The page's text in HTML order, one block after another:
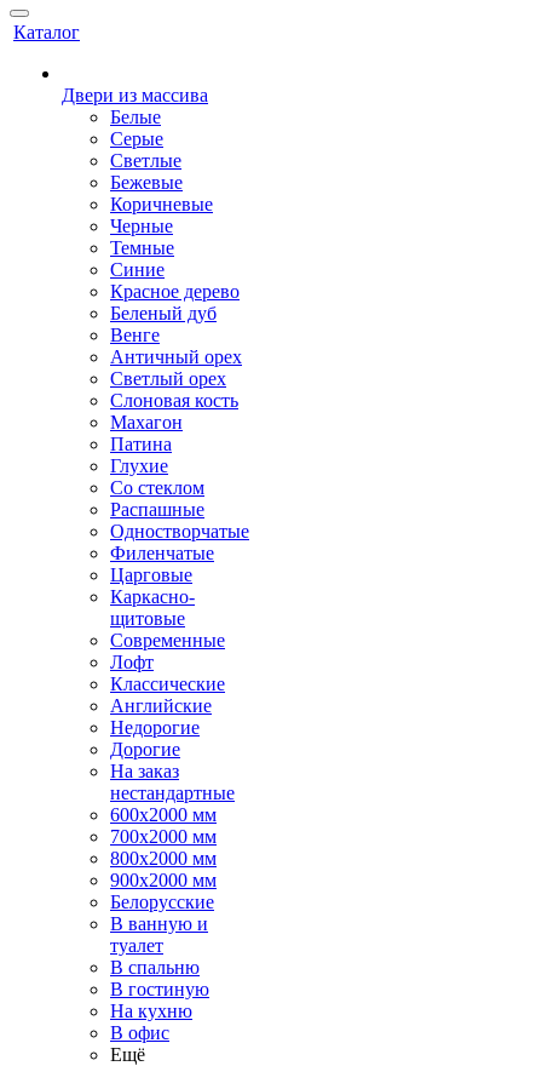
Каталог
Двери из массива
Белые
Серые
Светлые
Бежевые
Коричневые
Черные
Темные
Синие
Красное дерево
Беленый дуб
Венге
Античный орех
Светлый орех
Слоновая кость
Махагон
Патина
Глухие
Со стеклом
Распашные
Одностворчатые
Филенчатые
Царговые
Каркасно-
щитовые
Современные
Лофт
Классические
Английские
Недорогие
Дорогие
На заказ
нестандартные
600х2000 мм
700х2000 мм
800х2000 мм
900х2000 мм
Белорусские
В ванную и
туалет
В спальню
В гостиную
На кухню
В офис
Ещё